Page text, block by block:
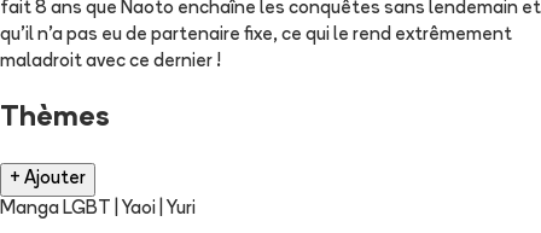
fait 8 ans que Naoto enchaîne les conquêtes sans lendemain et
qu'il n'a pas eu de partenaire fixe, ce qui le rend extrêmement
maladroit avec ce dernier !
Thèmes
+ Ajouter
Manga LGBT | Yaoi | Yuri